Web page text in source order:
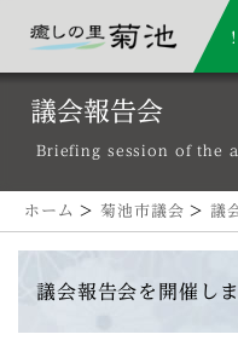
議会報告会
Briefing session of the
ホーム > 菊池市議会 >議
議会報告会を開催し